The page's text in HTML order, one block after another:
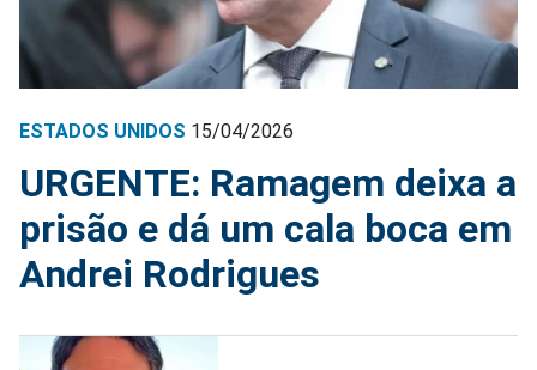
ESTADOS UNIDOS 15/04/2026
URGENTE: Ramagem deixa a
prisão e dá um cala boca em
Andrei Rodrigues